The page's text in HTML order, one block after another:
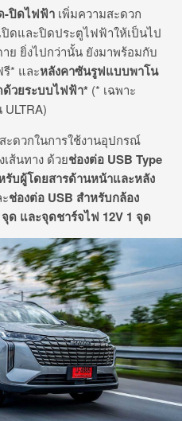
-ปิดไฟฟ้า เพิ่มความสะดวก
ปิดและปิดประตูไฟฟ้าให้เป็นไป
าย ยิ่งไปกว่านั้น ยังมาพร้อมกับ
* และหลังคาซันรูฟแบบพาโน
วยระบบไฟฟ้า* (* เฉพาะ
ULTRA)
ะดวกในการใช้งานอุปกรณ์
ส้นทาง ด้วยช่องต่อ USB Type
รับผู้โดยสารด้านหน้าและหลัง
ช่องต่อ USB สำหรับกล้อง
ด และจุดชาร์จไฟ 12V 1 จุด